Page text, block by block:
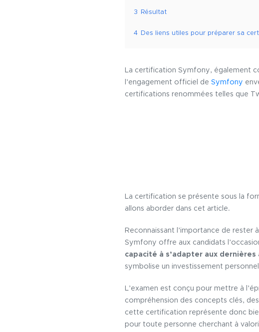
3 Résultat
4 Des liens utiles pour préparer sa
La certification Symfony, également
l’engagement officiel de Symfony
certifications renommées telles que
La certification se présente sous la
allons aborder dans cet article.
Reconnaissant l’importance de
Symfony offre aux candidats
capacité à s’adapter aux dernières
symbolise un investissement personnel
L’examen est conçu pour mettre à
compréhension des concepts clés,
cette certification représente donc
pour toute personne cherchant à